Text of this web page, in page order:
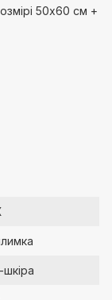
50х60 см +